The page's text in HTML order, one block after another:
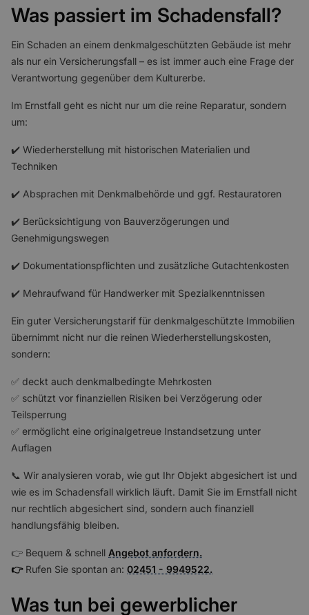
Was passiert im Schadensfall?
Ein Schaden an einem denkmalgeschützten Gebäude ist mehr
als nur ein Versicherungsfall – es ist immer auch eine Frage der
Verantwortung gegenüber dem Kulturerbe.
Im Ernstfall geht es nicht nur um die reine Reparatur, sondern
um:
✔️ Wiederherstellung mit historischen Materialien und
Techniken
✔️ Absprachen mit Denkmalbehörde und ggf. Restauratoren
✔️ Berücksichtigung von Bauverzögerungen und
Genehmigungswegen
✔️ Dokumentationspflichten und zusätzliche Gutachtenkosten
✔️ Mehraufwand für Handwerker mit Spezialkenntnissen
Ein guter Versicherungstarif für denkmalgeschützte Immobilien
übernimmt nicht nur die reinen Wiederherstellungskosten,
sondern:
✅ deckt auch denkmalbedingte Mehrkosten
✅ schützt vor finanziellen Risiken bei Verzögerung oder
Teilsperrung
✅ ermöglicht eine originalgetreue Instandsetzung unter
Auflagen
📞 Wir analysieren vorab, wie gut Ihr Objekt abgesichert ist und
wie es im Schadensfall wirklich läuft. Damit Sie im Ernstfall nicht
nur rechtlich abgesichert sind, sondern auch finanziell
handlungsfähig bleiben.
👉 Bequem & schnell Angebot anfordern.
👉 Rufen Sie spontan an: 02451 - 9949522.
Was tun bei gewerblicher